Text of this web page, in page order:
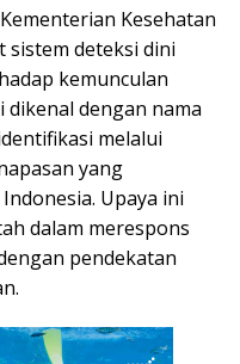
Kesehatan
sistem deteksi dini
kemunculan
dikenal dengan nama
melalui
yang
Upaya ini
dalam merespons
pendekatan